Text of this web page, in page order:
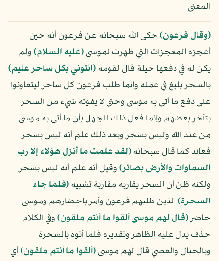
المعنى
﴿وقال فرعون﴾حكى الله سبحانه عن فرعون أنه حين
أعجزه المعجزات التي ظهرت لموسى(عليه السلام)ولم
يكن له في دفعها حيلة قال لقومه﴿ائتوني بكل ساحر عليم﴾
بالسحر بليغ في عمله وإنما طلب فرعون كل ساحر ليتعاونوا
على دفع ما أتى به موسى وحتى لا يفوته شيء من السحر
بتأخر بعضهم وإنما فعل ذلك للجهل بأن ما أتى به موسى
من عند الله وليس بسحر وبعد ذلك علم أنه ليس بسحر
فعائد كما قال سبحانه﴿لقد علمت ما أنزل هؤلاء إلا رب
السماوات والأرض بصائر﴾وقيل أنه علم أنه ليس بسحر
ولكنه ظن أن السحر يقاربه مقاربة تشبيه﴿فلما جاء
السحرة﴾الذين طلبهم فرعون وأمر بإحضارهم وموسى
حاضر﴿قال لهم موسى ألقوا ما أنتم ملقون﴾وفي الكلام
حذف يدل عليه الظاهر وتقديره فلما أتوه بالسحرة
وبالحبال والعصي قال لهم موسى﴿ألقوا ما أنتم ملقون﴾أي